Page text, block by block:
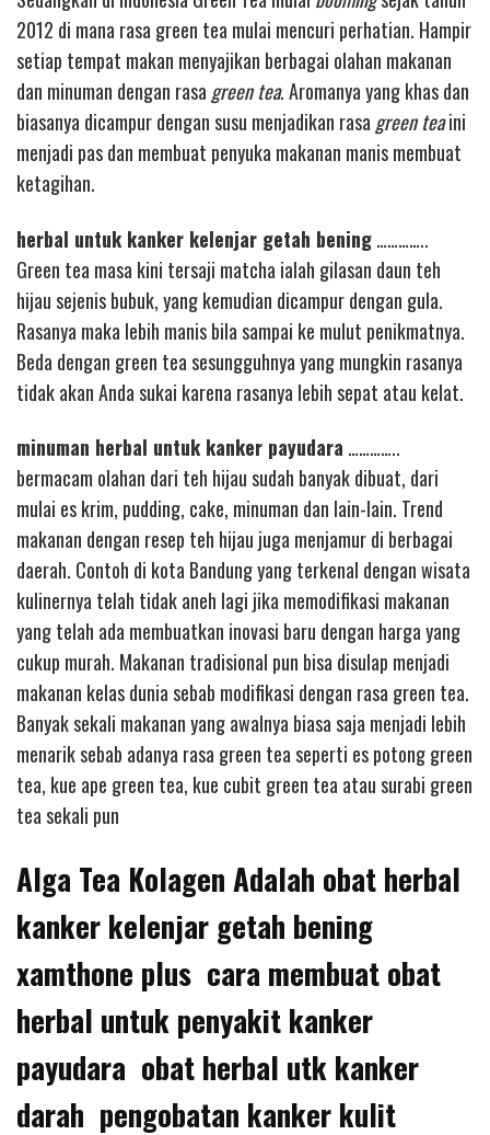
2012 di mana rasa green tea mulai mencuri perhatian. Hampir
setiap tempat makan menyajikan berbagai olahan makanan
dan minuman dengan rasa green tea. Aromanya yang khas dan
biasanya dicampur dengan susu menjadikan rasa green teaini
menjadi pas dan membuat penyuka makanan manis membuat
ketagihan.
herbal untuk kanker kelenjar getah bening…………..
Green tea masa kini tersaji matcha ialah gilasan daun teh
hijau sejenis bubuk, yang kemudian dicampur dengan gula.
Rasanya maka lebih manis bila sampai ke mulut penikmatnya.
Beda dengan green tea sesungguhnya yang mungkin rasanya
tidak akan Anda sukai karena rasanya lebih sepat atau kelat.
minuman herbal untuk kanker payudara …………..
bermacam olahan dari teh hijau sudah banyak dibuat, dari
mulai es krim, pudding, cake, minuman dan lain-lain. Trend
makanan dengan resep teh hijau juga menjamur di berbagai
daerah. Contoh di kota Bandung yang terkenal dengan wisata
kulinernya telah tidak aneh lagi jika memodifikasi makanan
yang telah ada membuatkan inovasi baru dengan harga yang
cukup murah. Makanan tradisional pun bisa disulap menjadi
makanan kelas dunia sebab modifikasi dengan rasa green tea.
Banyak sekali makanan yang awalnya biasa saja menjadi lebih
menarik sebab adanya rasa green tea seperti es potong green
tea, kue ape green tea, kue cubit green tea atau surabi green
tea sekali pun
Alga Tea Kolagen Adalah obat herbal
kanker kelenjar getah bening
xamthone plus cara membuat obat
herbal untuk penyakit kanker
payudara obat herbal utk kanker
darah pengobatan kanker kulit